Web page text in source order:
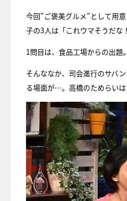
今回”ご褒美グルメ”として用
子の3人は「これウマそうだな
1問目は、食品工場からの出題
そんななか、司会進行のサバ
る場面が…。高橋のためらいは